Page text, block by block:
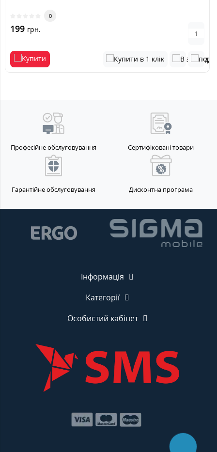
0
199 грн.
Професійне обслуговування Сертифіковані товари
Гарантійне обслуговування Дисконтна програма
Інформація
Категорії
Особистий кабінет